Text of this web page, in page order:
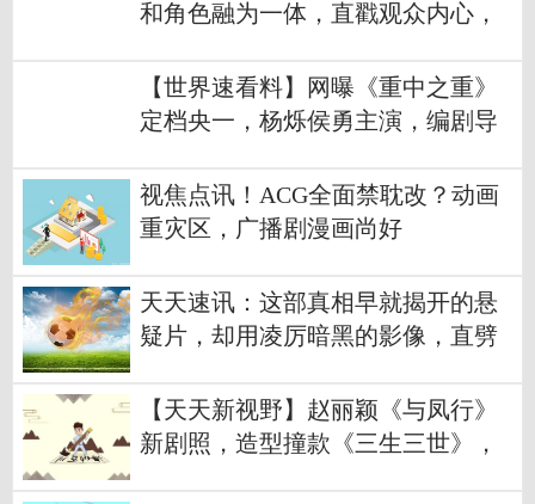
和角色融为一体，直戳观众内心，
【世界速看料】网曝《重中之重》
定档央一，杨烁侯勇主演，编剧导
视焦点讯！ACG全面禁耽改？动画
重灾区，广播剧漫画尚好
天天速讯：这部真相早就揭开的悬
疑片，却用凌厉暗黑的影像，直劈
【天天新视野】赵丽颖《与凤行》
新剧照，造型撞款《三生三世》，